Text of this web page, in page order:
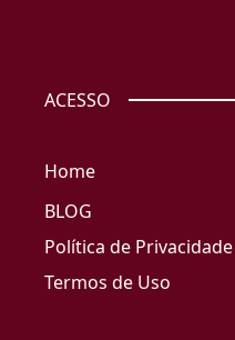
ACESSO
Home
BLOG
Política de Privacidade
Termos de Uso